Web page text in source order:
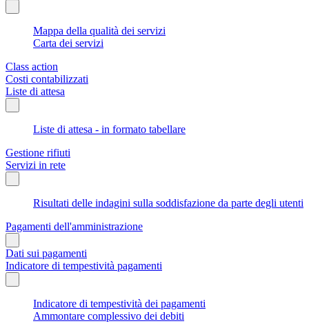
Mappa della qualità dei servizi
Carta dei servizi
Class action
Costi contabilizzati
Liste di attesa
Liste di attesa - in formato tabellare
Gestione rifiuti
Servizi in rete
Risultati delle indagini sulla soddisfazione da parte degli utenti
Pagamenti dell'amministrazione
Dati sui pagamenti
Indicatore di tempestività pagamenti
Indicatore di tempestività dei pagamenti
Ammontare complessivo dei debiti